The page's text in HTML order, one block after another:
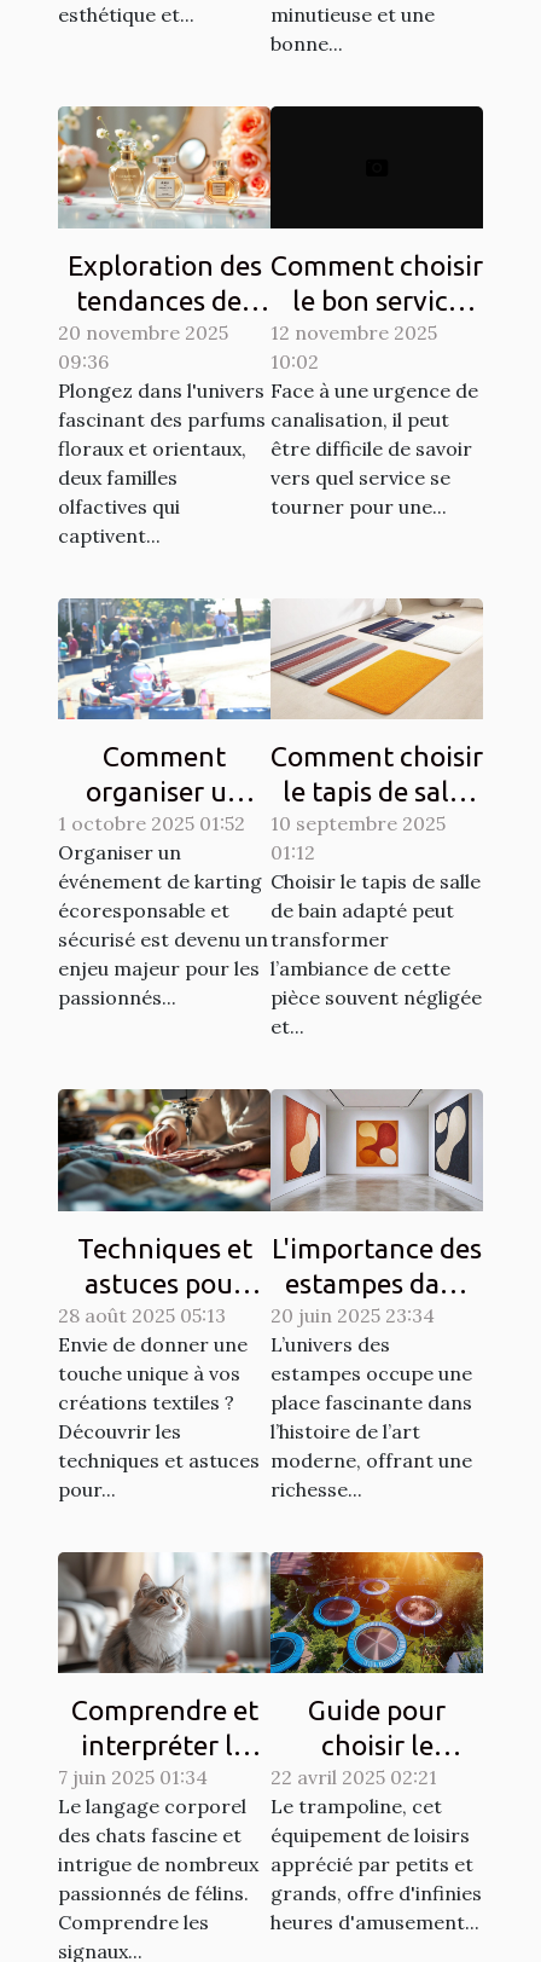
esthétique et...
minutieuse et une
bonne...
Exploration des
tendances des
parfums floraux
et orientaux
20 novembre 2025
09:36
Plongez dans l'univers
fascinant des parfums
floraux et orientaux,
deux familles
olfactives qui
captivent...
Comment choisir
le bon service
pour vos
urgences de
canalisation ?
12 novembre 2025
10:02
Face à une urgence de
canalisation, il peut
être difficile de savoir
vers quel service se
tourner pour une...
Comment
organiser un
événement de
karting
écoresponsable
et sécurisé?
1 octobre 2025 01:52
Organiser un
événement de karting
écoresponsable et
sécurisé est devenu un
enjeu majeur pour les
passionnés...
Comment choisir
le tapis de salle
de bain idéal
pour votre
espace ?
10 septembre 2025
01:12
Choisir le tapis de salle
de bain adapté peut
transformer
l’ambiance de cette
pièce souvent négligée
et...
Techniques et
astuces pour
matelasser son
propre tissu
28 août 2025 05:13
Envie de donner une
touche unique à vos
créations textiles ?
Découvrir les
techniques et astuces
pour...
L'importance des
estampes dans
l'art moderne
20 juin 2025 23:34
L’univers des
estampes occupe une
place fascinante dans
l’histoire de l’art
moderne, offrant une
richesse...
Comprendre et
interpréter le
langage corporel
des chats
7 juin 2025 01:34
Le langage corporel
des chats fascine et
intrigue de nombreux
passionnés de félins.
Comprendre les
signaux...
Guide pour
choisir le
trampoline idéal
selon l'espace
disponible
22 avril 2025 02:21
Le trampoline, cet
équipement de loisirs
apprécié par petits et
grands, offre d'infinies
heures d'amusement...